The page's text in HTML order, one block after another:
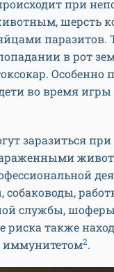
при
шерсть
паразитов.
в рот
Особенно
во время игры
заразиться
собаководы,
службы,
риска также
2.